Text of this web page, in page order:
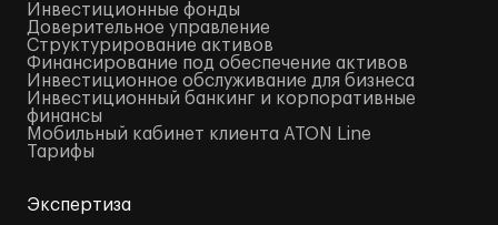
Инвестиционные фонды
Доверительное управление
Структурирование активов
Финансирование под обеспечение активов
Инвестиционное обслуживание для бизнеса
Инвестиционный банкинг и корпоративные
финансы
Мобильный кабинет клиента ATON Line
Тарифы
Экспертиза